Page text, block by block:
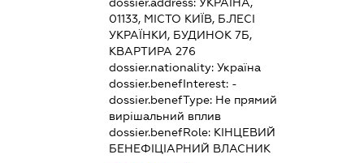
dossier.address: УКРАЇНА,
01133, МІСТО КИЇВ, Б.ЛЕСІ
УКРАЇНКИ, БУДИНОК 7Б,
КВАРТИРА 276
dossier.nationality: Україна
dossier.benefInterest: -
dossier.benefType: Не прямий
вирішальний вплив
dossier.benefRole: КІНЦЕВИЙ
БЕНЕФІЦІАРНИЙ ВЛАСНИК